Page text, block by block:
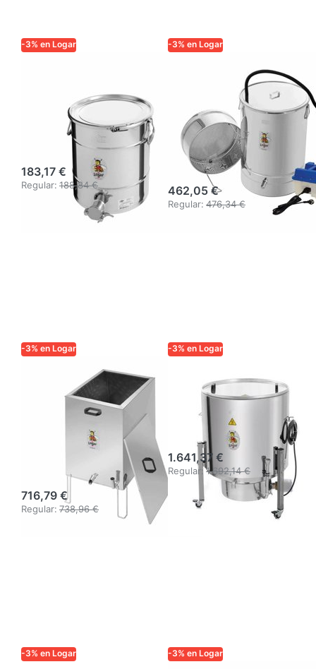
-3% en Logar
envasar miel
Logar 35 kg con
cierre de aro,
acero inoxidable
183,17 €
Regular: 188,84 €
-3% en Logar
pequeño de cera
y desinfectador
Logar con
generador de
vapor
462,05 €
Regular: 476,34 €
-3% en Logar
Fundidor de
cera a vapor
rectangular para
gas, acero
inoxidable
716,79 €
Regular: 738,96 €
-3% en Logar
Logar Derretidor
de cera a vapor
aislado Ø 63 cm,
2,5 kW
1.641,37 €
Regular:1.692,14 €
-3% en Logar -3% en Logar